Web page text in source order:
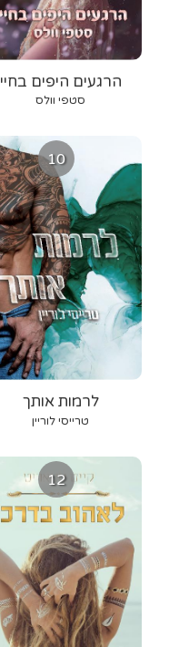
הרגעים היפים בחיי
סטפי וולס
10
לרמות אותך
טרייסי לוריין
12